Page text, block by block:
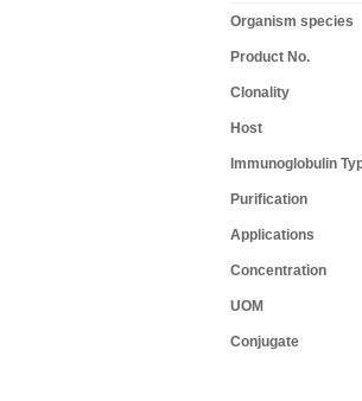
Organism species
Product No.
Clonality
Host
Immunoglobulin
Purification
Applications
Concentration
UOM
Conjugate